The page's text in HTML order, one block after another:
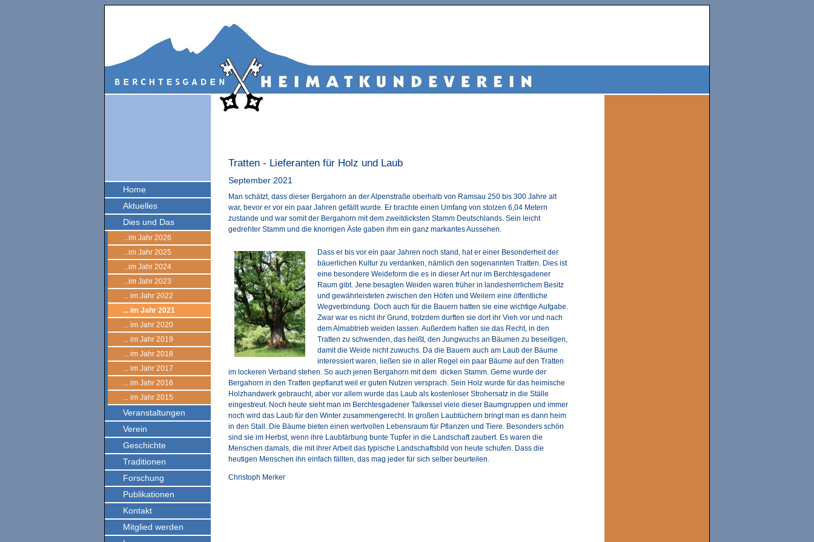
Home
Aktuelles
Dies und Das
...im Jahr 2026
...im Jahr 2025
...im Jahr 2024
...im Jahr 2023
... im Jahr 2022
... im Jahr 2021
... im Jahr 2020
... im Jahr 2019
... im Jahr 2018
... im Jahr 2017
... im Jahr 2016
... im Jahr 2015
Veranstaltungen
Verein
Geschichte
Traditionen
Forschung
Publikationen
Kontakt
Mitglied werden
Tratten - Lieferanten für Holz und Laub
September 2021
Man schätzt, dass dieser Bergahorn an der Alpenstraße oberhalb von Ramsau 250 bis 300 Jahre alt
war, bevor er vor ein paar Jahren gefällt wurde. Er brachte einen Umfang von stolzen 6,04 Metern
zustande und war somit der Bergahorn mit dem zweitdicksten Stamm Deutschlands. Sein leicht
gedrehter Stamm und die knorrigen Äste gaben ihm ein ganz markantes Aussehen.
Dass er bis vor ein paar Jahren noch stand, hat er einer Besonderheit der
bäuerlichen Kultur zu verdanken, nämlich den sogenannten Tratten. Dies ist
eine besondere Weideform die es in dieser Art nur im Berchtesgadener
Raum gibt. Jene besagten Weiden waren früher in landesherrlichem Besitz
und gewährleisteten zwischen den Höfen und Weilern eine öffentliche
Wegverbindung. Doch auch für die Bauern hatten sie eine wichtige Aufgabe.
Zwar war es nicht ihr Grund, trotzdem durften sie dort ihr Vieh vor und nach
dem Almabtrieb weiden lassen. Außerdem hatten sie das Recht, in den
Tratten zu schwenden, das heißt, den Jungwuchs an Bäumen zu beseitigen,
damit die Weide nicht zuwuchs. Da die Bauern auch am Laub der Bäume
interessiert waren, ließen sie in aller Regel ein paar Bäume auf den Tratten
im lockeren Verband stehen. So auch jenen Bergahorn mit dem dicken Stamm. Gerne wurde der
Bergahorn in den Tratten gepflanzt weil er guten Nutzen versprach. Sein Holz wurde für das heimische
Holzhandwerk gebraucht, aber vor allem wurde das Laub als kostenloser Strohersatz in die Ställe
eingestreut. Noch heute sieht man im Berchtesgadener Talkessel viele dieser Baumgruppen und immer
noch wird das Laub für den Winter zusammengerecht. In großen Laubtüchern bringt man es dann heim
in den Stall. Die Bäume bieten einen wertvollen Lebensraum für Pflanzen und Tiere. Besonders schön
sind sie im Herbst, wenn ihre Laubfärbung bunte Tupfer in die Landschaft zaubert. Es waren die
Menschen damals, die mit ihrer Arbeit das typische Landschaftsbild von heute schufen. Dass die
heutigen Menschen ihn einfach fällten, das mag jeder für sich selber beurteilen.
Christoph Merker